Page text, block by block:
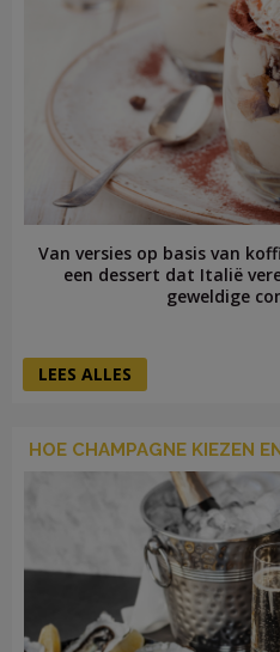
Van versies op basis van
een dessert dat Italië
geweldige
LEES ALLES
HOE CHAMPAGNE KIEZEN